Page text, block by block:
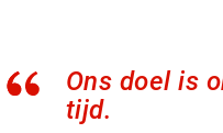
Ons doel is
tijd.